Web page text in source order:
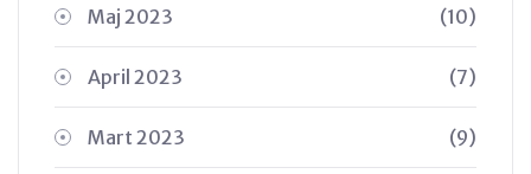
Maj 2023 (10)
April 2023 (7)
Mart 2023 (9)